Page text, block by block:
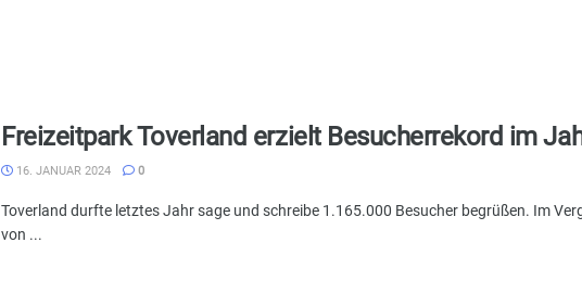
Freizeitpark Toverland erzielt Besucherrekord im
16. JANUAR 2024 0
Toverland durfte letztes Jahr sage und schreibe 1.165.000 Besucher begrüßen. Im
von ...